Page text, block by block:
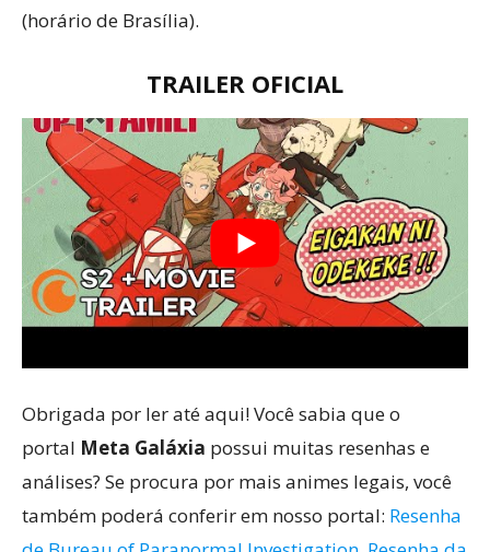
(horário de Brasília).
TRAILER OFICIAL
Obrigada por ler até aqui! Você sabia que o
portal Meta Galáxia possui muitas resenhas e
análises? Se procura por mais animes legais, você
também poderá conferir em nosso portal: Resenha